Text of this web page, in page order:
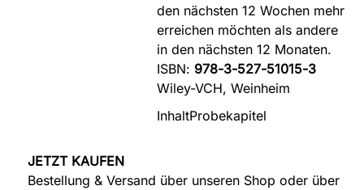
den nächsten 12 Wochen mehr
erreichen möchten als andere
in den nächsten 12 Monaten.
ISBN: 978-3-527-51015-3
Wiley-VCH, Weinheim
InhaltProbekapitel
JETZT KAUFEN
Bestellung & Versand über unseren Shop oder über